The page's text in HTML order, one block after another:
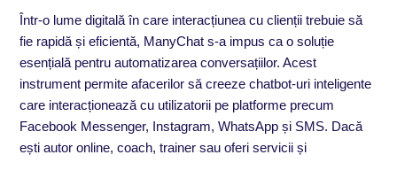
Într-o lume digitală în care interacțiunea cu clienții trebuie să
fie rapidă și eficientă, ManyChat s-a impus ca o soluție
esențială pentru automatizarea conversațiilor. Acest
instrument permite afacerilor să creeze chatbot-uri inteligente
care interacționează cu utilizatorii pe platforme precum
Facebook Messenger, Instagram, WhatsApp și SMS. Dacă
ești autor online, coach, trainer sau oferi servicii și